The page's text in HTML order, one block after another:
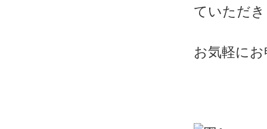
ていただ
お気軽に